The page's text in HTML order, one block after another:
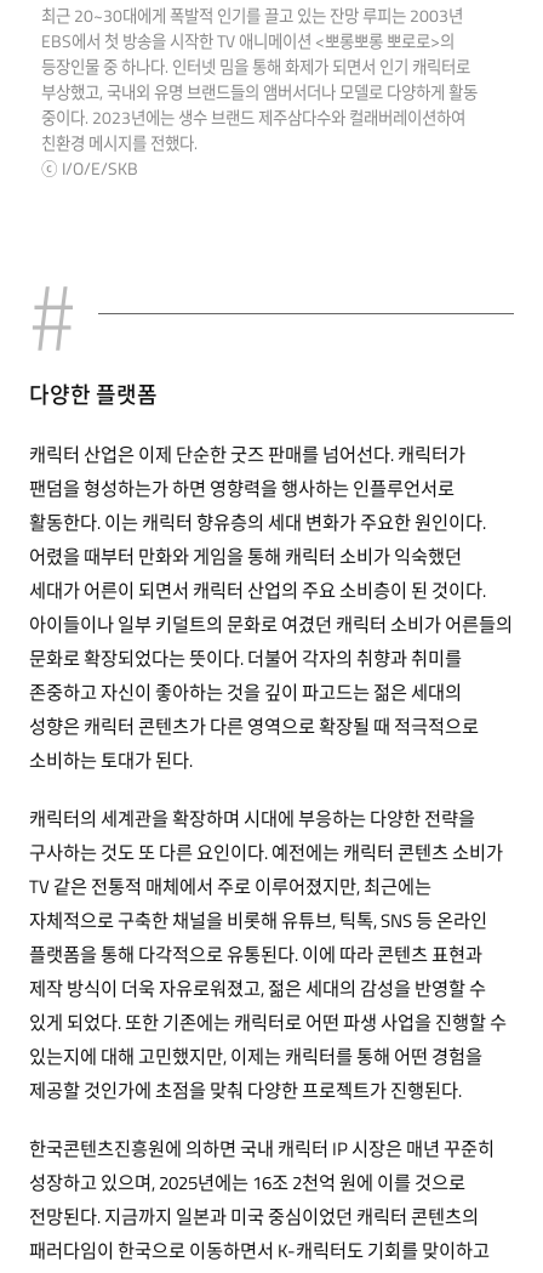
최근 20~30대에게 폭발적 인기를 끌고 있는 잔망 루피는 2003년
EBS에서 첫 방송을 시작한 TV 애니메이션 <뽀롱뽀롱 뽀로로>의
등장인물 중 하나다. 인터넷 밈을 통해 화제가 되면서 인기 캐릭터로
부상했고, 국내외 유명 브랜드들의 앰버서더나 모델로 다양하게 활동
중이다. 2023년에는 생수 브랜드 제주삼다수와 컬래버레이션하여
친환경 메시지를 전했다.
ⓒ I/O/E/SKB
다양한 플랫폼
캐릭터 산업은 이제 단순한 굿즈 판매를 넘어선다. 캐릭터가
팬덤을 형성하는가 하면 영향력을 행사하는 인플루언서로
활동한다. 이는 캐릭터 향유층의 세대 변화가 주요한 원인이다.
어렸을 때부터 만화와 게임을 통해 캐릭터 소비가 익숙했던
세대가 어른이 되면서 캐릭터 산업의 주요 소비층이 된 것이다.
아이들이나 일부 키덜트의 문화로 여겼던 캐릭터 소비가 어른들의
문화로 확장되었다는 뜻이다. 더불어 각자의 취향과 취미를
존중하고 자신이 좋아하는 것을 깊이 파고드는 젊은 세대의
성향은 캐릭터 콘텐츠가 다른 영역으로 확장될 때 적극적으로
소비하는 토대가 된다.
캐릭터의 세계관을 확장하며 시대에 부응하는 다양한 전략을
구사하는 것도 또 다른 요인이다. 예전에는 캐릭터 콘텐츠 소비가
TV 같은 전통적 매체에서 주로 이루어졌지만, 최근에는
자체적으로 구축한 채널을 비롯해 유튜브, 틱톡, SNS 등 온라인
플랫폼을 통해 다각적으로 유통된다. 이에 따라 콘텐츠 표현과
제작 방식이 더욱 자유로워졌고, 젊은 세대의 감성을 반영할 수
있게 되었다. 또한 기존에는 캐릭터로 어떤 파생 사업을 진행할 수
있는지에 대해 고민했지만, 이제는 캐릭터를 통해 어떤 경험을
제공할 것인가에 초점을 맞춰 다양한 프로젝트가 진행된다.
한국콘텐츠진흥원에 의하면 국내 캐릭터 IP 시장은 매년 꾸준히
성장하고 있으며, 2025년에는 16조 2천억 원에 이를 것으로
전망된다. 지금까지 일본과 미국 중심이었던 캐릭터 콘텐츠의
패러다임이 한국으로 이동하면서 K-캐릭터도 기회를 맞이하고